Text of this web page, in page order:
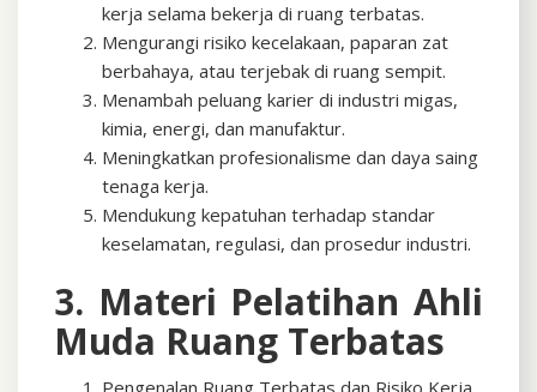
kerja selama bekerja di ruang terbatas.
Mengurangi risiko kecelakaan, paparan zat
berbahaya, atau terjebak di ruang sempit.
Menambah peluang karier di industri migas,
kimia, energi, dan manufaktur.
Meningkatkan profesionalisme dan daya saing
tenaga kerja.
Mendukung kepatuhan terhadap standar
keselamatan, regulasi, dan prosedur industri.
3. Materi Pelatihan Ahli
Muda Ruang Terbatas